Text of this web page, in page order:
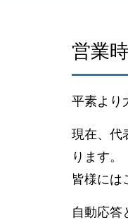
営業
平素より
現在、代
ります。
皆様には
自動応答